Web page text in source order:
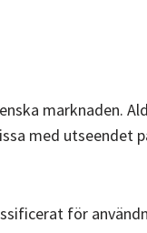
marknaden.
med
för